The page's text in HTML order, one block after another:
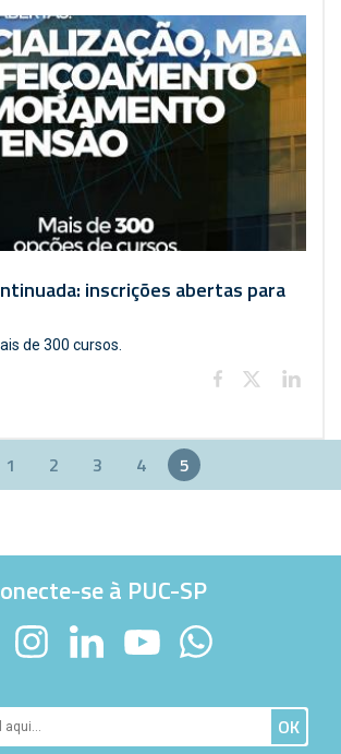
inscrições abertas para
de 300 cursos.
1 2 3 4 5
se à PUC-SP